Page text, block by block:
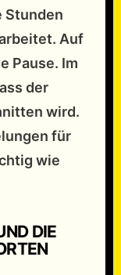
Stunden
Auf
Pause. Im
der
wird.
für
wie
DIE